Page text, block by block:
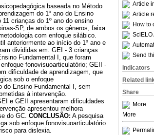
Article
Article
How to
SciELO
Send
Indicators
Related
Share
More
More
baseada no Método
do 1º ano do Ensino
11 crianças do 1º ano do ensino
SP, de ambos os gêneros, faixa
com enfoque silábico.
anteriormente ao início do 1º ano e
divididas em: GEI - 3 crianças
Fundamental I, que foram
fonovisuoarticulatório; GEII -
dificuldade de aprendizagem, que
sob o enfoque
do Ensino Fundamental I, sem
à intervenção.
e GEII apresentaram dificuldades
apresentou melhora
do GC. CONCLUSÃO: A pesquisa
sob enfoque fonovisuoarticulatório
para dislexia.